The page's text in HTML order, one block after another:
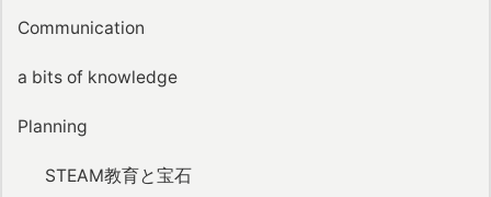
Communication
a bits of knowledge
Planning
STEAM教育と宝石